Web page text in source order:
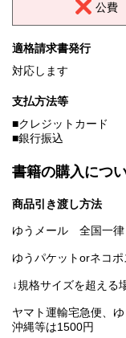
公費
適格請求書発行
対応します
支払方法等
■クレジットカード
■銀行振込
書籍の購入につ
商品引き渡し方法
ゆうメール 全国一律
ゆうパケットorネコ
↓規格サイズを超える
ヤマト運輸宅急便、
沖縄等は1500円